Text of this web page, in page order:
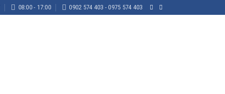
08:00 - 17:00 0902 574 403 - 0975 574 403